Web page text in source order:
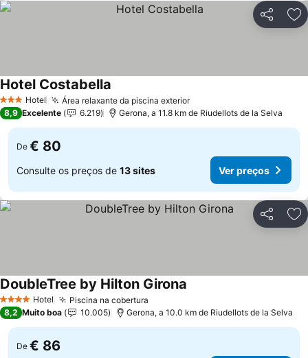
Partilhar
3 EstrelasHotel Área relaxante da piscina exterior
Hotel Costabella
8,9 Excelente 6.219 Gerona, a 11.8 km de Riudellots de la Selva
De € 80
Consulte os preços de 13 sites Ver preços
Partilhar
4 EstrelasHotel Piscina na cobertura
DoubleTree by Hilton Girona
8,2 Muito boa 10.005 Gerona, a 10.0 km de Riudellots de la Selva
De € 86